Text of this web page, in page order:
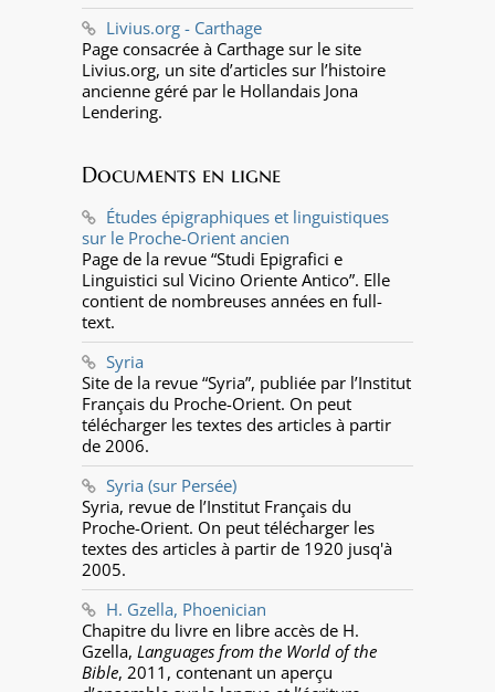
Livius.org - Carthage
Page consacrée à Carthage sur le site
Livius.org, un site d’articles sur l’histoire
ancienne géré par le Hollandais Jona
Lendering.
Documents en ligne
Études épigraphiques et linguistiques
sur le Proche-Orient ancien
Page de la revue “Studi Epigrafici e
Linguistici sul Vicino Oriente Antico”. Elle
contient de nombreuses années en full-
text.
Syria
Site de la revue “Syria”, publiée par l’Institut
Français du Proche-Orient. On peut
télécharger les textes des articles à partir
de 2006.
Syria (sur Persée)
Syria, revue de l’Institut Français du
Proche-Orient. On peut télécharger les
textes des articles à partir de 1920 jusq'à
2005.
H. Gzella, Phoenician
Chapitre du livre en libre accès de H.
Gzella, Languages from the World of the
Bible, 2011, contenant un aperçu